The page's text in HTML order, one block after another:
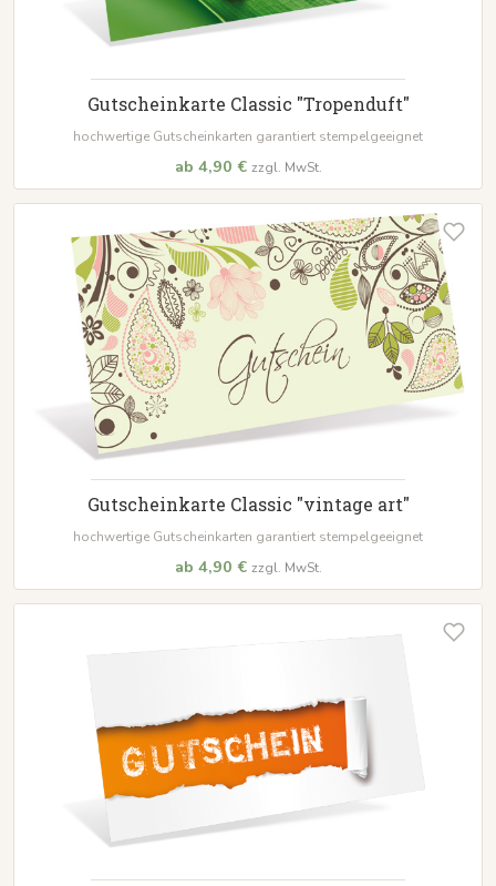
Gutscheinkarte Classic "Tropenduft"
hochwertige Gutscheinkarten garantiert stempelgeeignet
ab 4,90 € zzgl. MwSt.
Gutscheinkarte Classic "vintage art"
hochwertige Gutscheinkarten garantiert stempelgeeignet
ab 4,90 € zzgl. MwSt.